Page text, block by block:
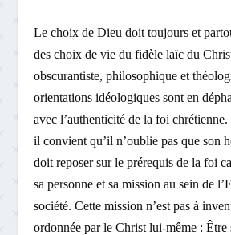
Le choix de Dieu doit toujours et
des choix de vie du fidèle laïc du
obscurantiste, philosophique et
orientations idéologiques sont en
avec l’authenticité de la foi
il convient qu’il n’oublie pas que son
doit reposer sur le prérequis de la foi
sa personne et sa mission au sein de
société. Cette mission n’est pas à
ordonnée par le Christ lui-même : Être